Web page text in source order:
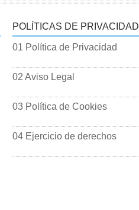
POLÍTICAS DE PRIVACIDAD
01 Política de Privacidad
02 Aviso Legal
03 Política de Cookies
04 Ejercicio de derechos